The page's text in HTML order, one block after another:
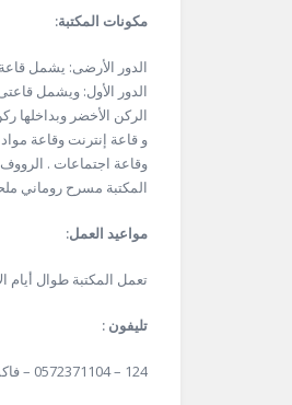
مكونات المكتبة:
الدور الأول: ويشمل
الركن الأخضر وبداخلها
و قاعة إنترنت وقاعة
المكتبة مسرح روماني ملحق
مواعيد العمل:
تعمل المكتبة طوال أيام
تليفون :
124 – 0572371104 – فاكس : 0572371304